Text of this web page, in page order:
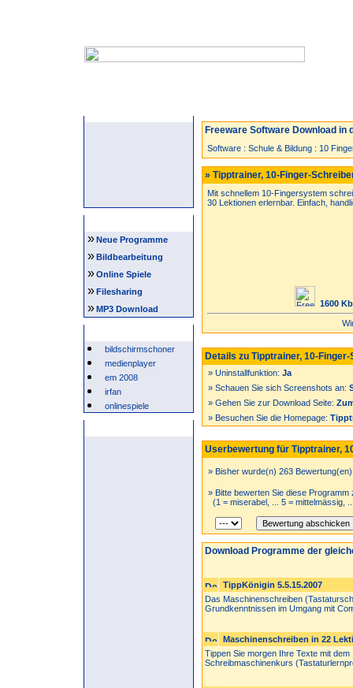
»Neue Programme
»Bildbearbeitung
»Online Spiele
»Filesharing
»MP3 Download
bildschirmschoner
medienplayer
em 2008
irfan
onlinespiele
Freeware Software Download in
Software : Schule & Bildung : 10
» Tipptrainer, 10-Finger-
Mit schnellem 10-Fingersystem
30 Lektionen erlernbar. Einfach,
1600 Kb
Details zu Tipptrainer, 10-
» Uninstallfunktion: Ja
» Schauen Sie sich Screenshots an:
» Gehen Sie zur Download Seite:
» Besuchen Sie die Homepage:
Userbewertung für Tipptrainer,
» Bisher wurde(n) 263
» Bitte bewerten Sie diese Programm
(1 = miserabel, ... 5 = mittelmässig,
Download Programme der
TippKönigin 5.5.15.2007
Das Maschinenschreiben
Grundkenntnissen im Umgang mit
Maschinenschreiben in 22
Tippen Sie morgen Ihre Texte mit
Schreibmaschinenkurs